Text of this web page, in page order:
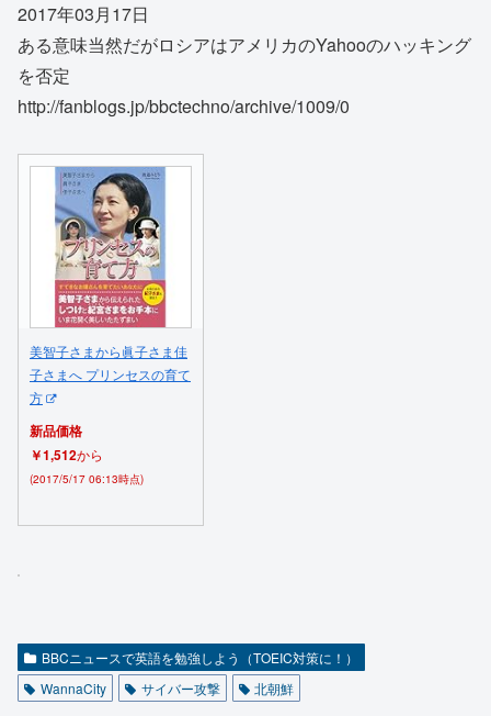
2017年03月17日
ある意味当然だがロシアはアメリカのYahooのハッキング
を否定
http://fanblogs.jp/bbctechno/archive/1009/0
美智子さまから眞子さま佳
子さまへ プリンセスの育て
方
新品価格
￥1,512から
(2017/5/17 06:13時点)
BBCニュースで英語を勉強しよう（TOEIC対策に！）
WannaCity
サイバー攻撃 北朝鮮